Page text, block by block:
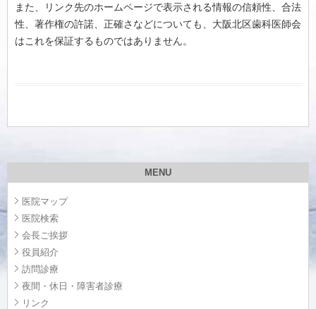
また、リンク先のホームページで表示される情報の信頼性、合法
性、著作権の許諾、正確さなどについても、大阪北区歯科医師会
はこれを保証するものではありません。
MENU
医院マップ
医院検索
会長ご挨拶
役員紹介
訪問診療
夜間・休日・障害者診療
リンク